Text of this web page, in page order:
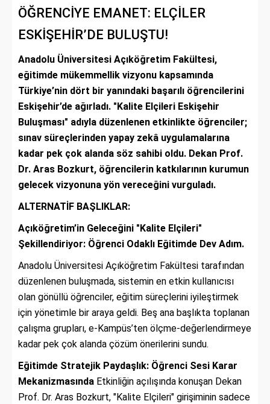
ÖĞRENCİYE EMANET: ELÇİLER
ESKİŞEHİR’DE BULUŞTU!
Anadolu Üniversitesi Açıköğretim Fakültesi,
eğitimde mükemmellik vizyonu kapsamında
Türkiye’nin dört bir yanındaki başarılı öğrencilerini
Eskişehir’de ağırladı. "Kalite Elçileri Eskişehir
Buluşması" adıyla düzenlenen etkinlikte öğrenciler;
sınav süreçlerinden yapay zekâ uygulamalarına
kadar pek çok alanda söz sahibi oldu. Dekan Prof.
Dr. Aras Bozkurt, öğrencilerin katkılarının kurumun
gelecek vizyonuna yön vereceğini vurguladı.
ALTERNATİF BAŞLIKLAR:
Açıköğretim’in Geleceğini "Kalite Elçileri"
Şekillendiriyor: Öğrenci Odaklı Eğitimde Dev Adım.
Anadolu Üniversitesi Açıköğretim Fakültesi tarafından
düzenlenen buluşmada, sistemin en etkin kullanıcısı
olan gönüllü öğrenciler, eğitim süreçlerini iyileştirmek
için yönetimle bir araya geldi. Beş ana başlıkta toplanan
çalışma grupları, e-Kampüs’ten ölçme-değerlendirmeye
kadar pek çok alanda çözüm önerilerini sundu.
Eğitimde Stratejik Paydaşlık: Öğrenci Sesi Karar
Mekanizmasında Etkinliğin açılışında konuşan Dekan
Prof. Dr. Aras Bozkurt, "Kalite Elçileri" girişiminin sadece